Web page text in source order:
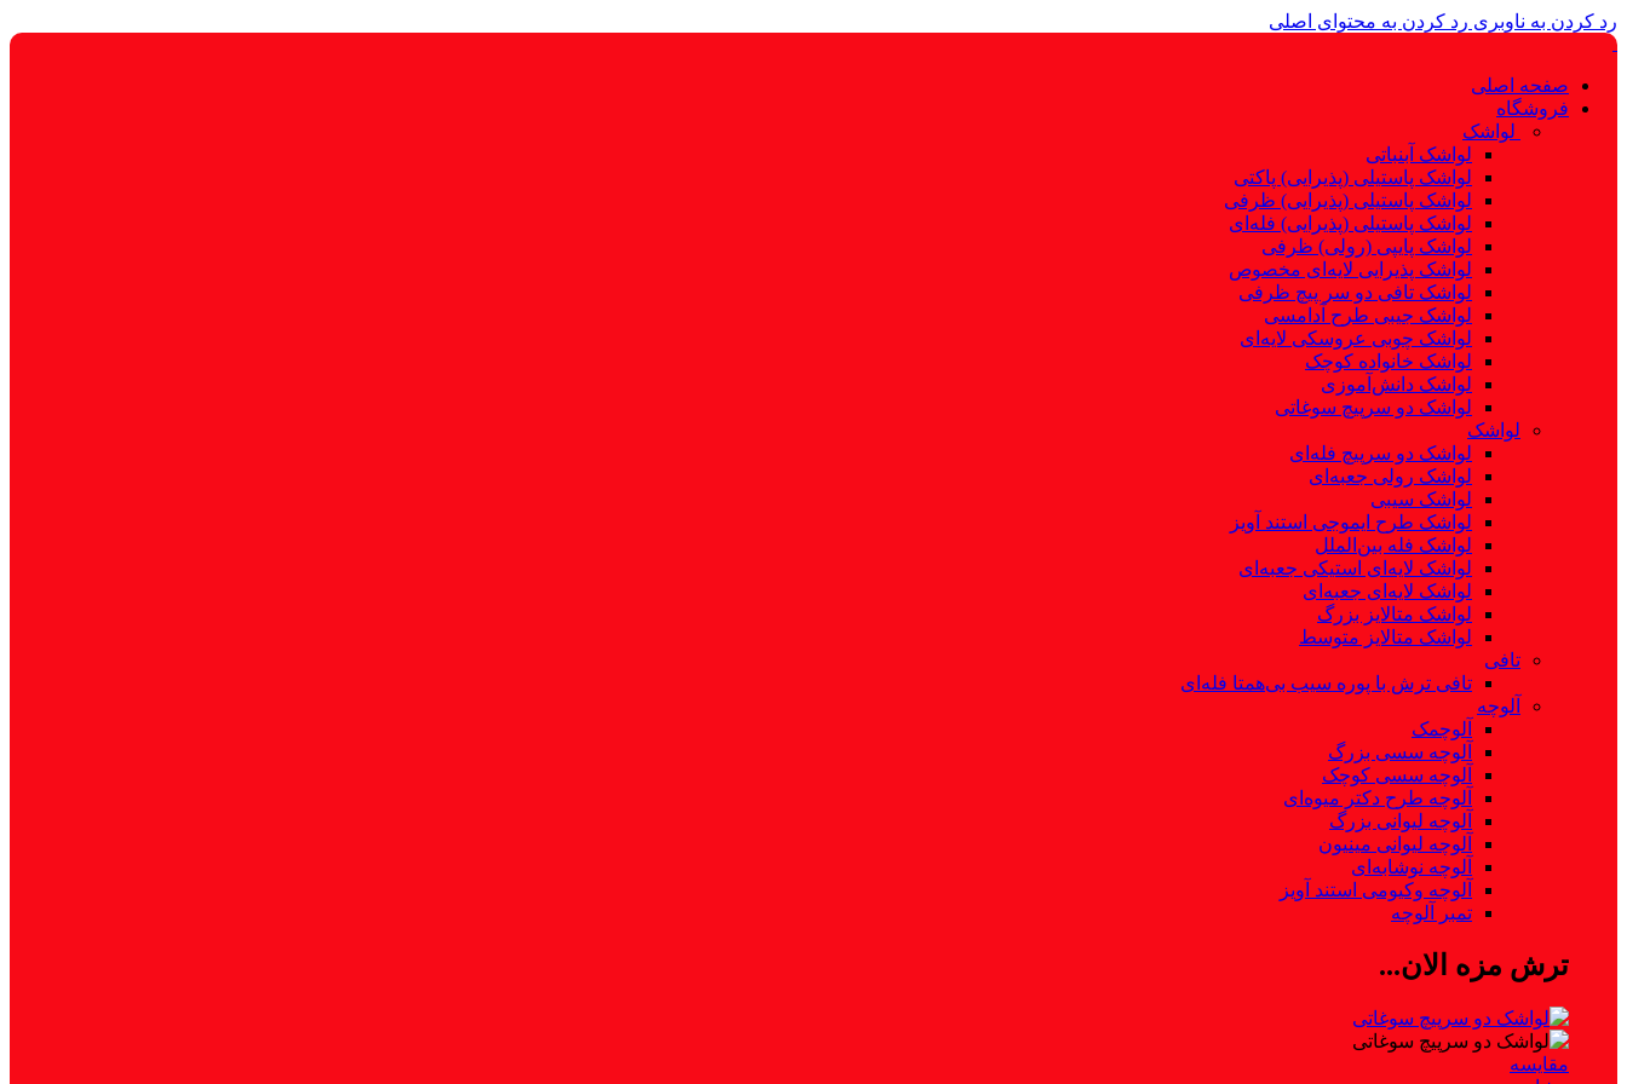
رد کردن به ناوبری رد کردن به محتوای اصلی
صفحه اصلی
فروشگاه
لواشک
لواشک آبنباتی
لواشک پاستیلی (پذیرایی) پاکتی
لواشک پاستیلی (پذیرایی) ظرفی
لواشک پاستیلی (پذیرایی) فله‌ای
لواشک پایپی (رولی) ظرفی
لواشک پذیرایی لایه‌ای مخصوص
لواشک تافی دو سر پیچ ظرفی
لواشک جیبی طرح آدامسی
لواشک چوبی عروسکی لایه‌ای
لواشک خانواده کوچک
لواشک دانش‌آموزی
لواشک دو سرپیچ سوغاتی
لواشک
لواشک دو سرپیچ فله‌ای
لواشک رولی جعبه‌ای
لواشک سیبی
لواشک طرح ایموجی استند آویز
لواشک فله بین‌الملل
لواشک لایه‌ای استیکی جعبه‌ای
لواشک لایه‌ای جعبه‌ای
لواشک متالایز بزرگ
لواشک متالایز متوسط
تافی
تافی ترش با پوره سیب بی‌همتا فله‌ای
آلوچه
آلوچمک
آلوچه سسی بزرگ
آلوچه سسی کوچک
آلوچه طرح دکتر میوه‌‌ای
آلوچه لیوانی بزرگ
آلوچه لیوانی مینیون
آلوچه نوشابه‌‌ای
آلوچه وکیومی استند آویز
تمبر آلوچه
ترش مزه الان...
مقایسه